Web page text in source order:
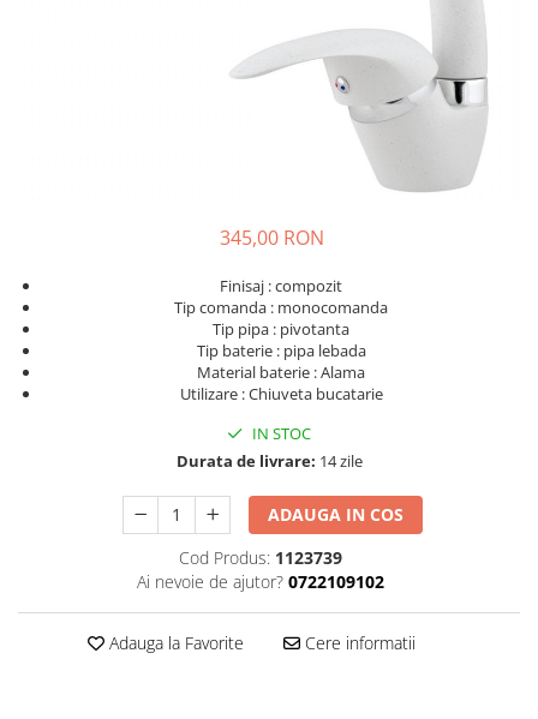
345,00 RON
Finisaj : compozit
Tip comanda : monocomanda
Tip pipa : pivotanta
Tip baterie : pipa lebada
Material baterie : Alama
Utilizare : Chiuveta bucatarie
IN STOC
Durata de livrare: 14 zile
ADAUGA IN COS
Cod Produs: 1123739
Ai nevoie de ajutor? 0722109102
Adauga la Favorite Cere informatii